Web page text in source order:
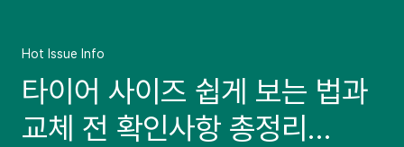
Hot Issue Info
타이어 사이즈 쉽게 보는 법과
교체 전 확인사항 총정리